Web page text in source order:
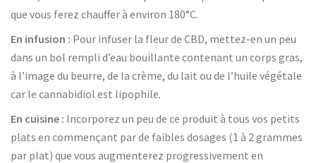
que vous ferez chauffer à environ 180°C.
En infusion : Pour infuser la fleur de CBD, mettez-en un peu
dans un bol rempli d’eau bouillante contenant un corps gras,
à l’image du beurre, de la crème, du lait ou de l’huile végétale
car le cannabidiol est lipophile.
En cuisine : Incorporez un peu de ce produit à tous vos petits
plats en commençant par de faibles dosages (1 à 2 grammes
par plat) que vous augmenterez progressivement en